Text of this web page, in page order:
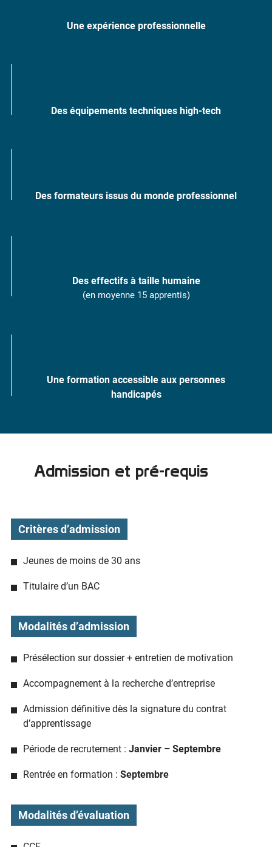
Une expérience professionnelle
Des équipements techniques high-tech
Des formateurs issus du monde professionnel
Des effectifs à taille humaine
(en moyenne 15 apprentis)
Une formation accessible aux personnes
handicapés
Admission et pré-requis
Critères d’admission
Jeunes de moins de 30 ans
Titulaire d’un BAC
Modalités d’admission
Présélection sur dossier + entretien de motivation
Accompagnement à la recherche d’entreprise
Admission définitive dès la signature du contrat
d’apprentissage
Période de recrutement : Janvier – Septembre
Rentrée en formation : Septembre
Modalités d’évaluation